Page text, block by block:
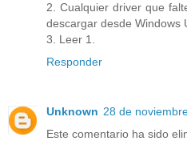
2. Cualquier driver que
descargar desde Windows
3. Leer 1.
Responder
Unknown 28 de
Este comentario ha sido